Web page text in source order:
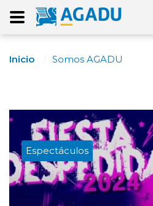
Inicio Somos AGADU
Espectáculos